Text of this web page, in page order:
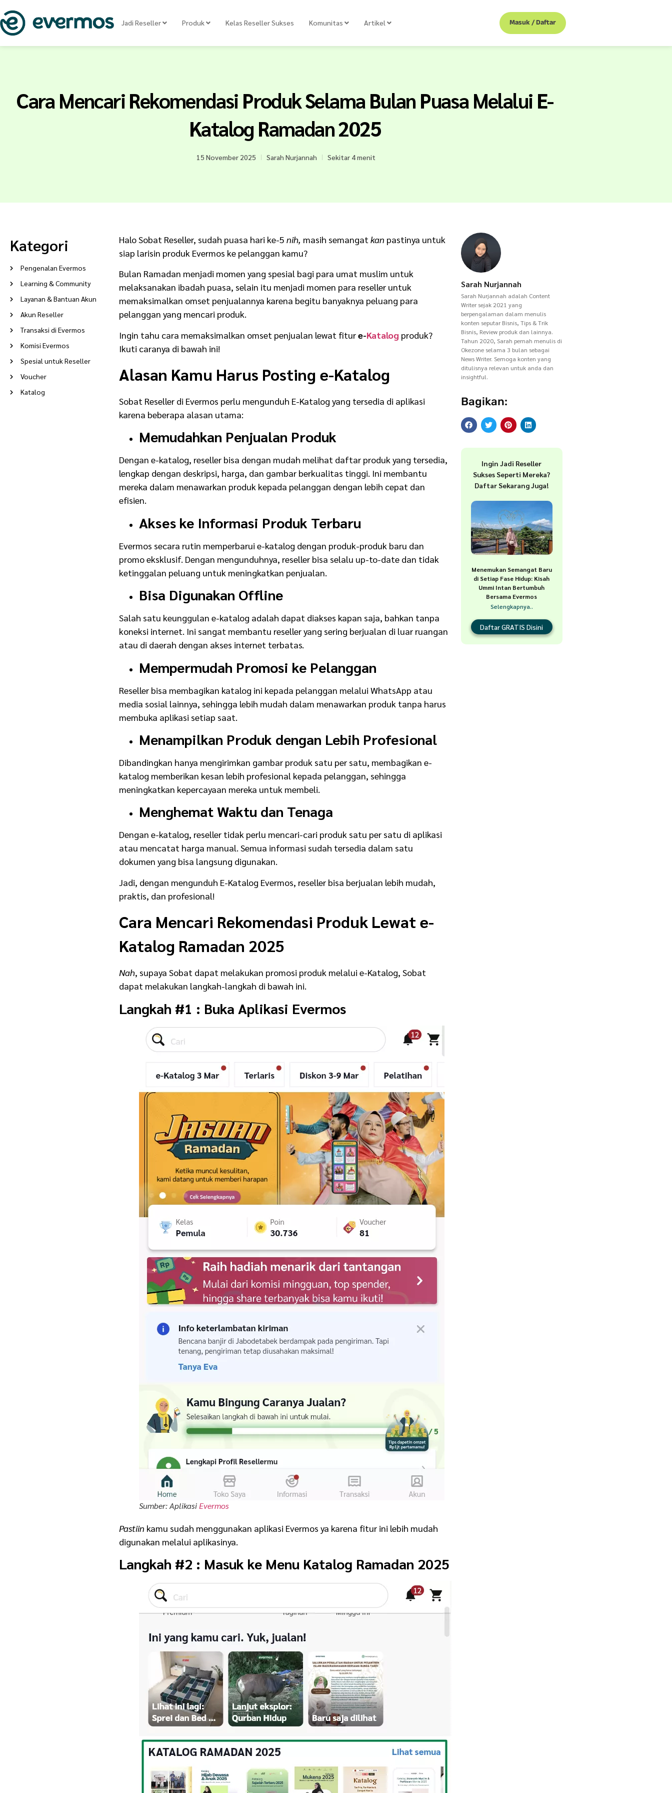
Jadi Reseller Produk Kelas Reseller Sukses Komunitas Artikel Masuk / Daftar
Cara Mencari Rekomendasi Produk Selama Bulan Puasa Melalui E-
Katalog Ramadan 2025
15 November 2025 Sarah Nurjannah Sekitar 4 menit
Kategori
Pengenalan Evermos
Learning & Community
Layanan & Bantuan Akun
Akun Reseller
Transaksi di Evermos
Komisi Evermos
Spesial untuk Reseller
Voucher
Katalog
Halo Sobat Reseller, sudah puasa hari ke-5 nih, masih semangat kan pastinya untuk
siap larisin produk Evermos ke pelanggan kamu?
Bulan Ramadan menjadi momen yang spesial bagi para umat muslim untuk
melaksanakan ibadah puasa, selain itu menjadi momen para reseller untuk
memaksimalkan omset penjualannya karena begitu banyaknya peluang para
pelanggan yang mencari produk.
Ingin tahu cara memaksimalkan omset penjualan lewat fiture-Katalog produk?
Ikuti caranya di bawah ini!
Alasan Kamu Harus Posting e-Katalog
Sobat Reseller di Evermos perlu mengunduh E-Katalog yang tersedia di aplikasi
karena beberapa alasan utama:
Memudahkan Penjualan Produk
Dengan e-katalog, reseller bisa dengan mudah melihat daftar produk yang tersedia,
lengkap dengan deskripsi, harga, dan gambar berkualitas tinggi. Ini membantu
mereka dalam menawarkan produk kepada pelanggan dengan lebih cepat dan
efisien.
Akses ke Informasi Produk Terbaru
Evermos secara rutin memperbarui e-katalog dengan produk-produk baru dan
promo eksklusif. Dengan mengunduhnya, reseller bisa selalu up-to-date dan tidak
ketinggalan peluang untuk meningkatkan penjualan.
Bisa Digunakan Offline
Salah satu keunggulan e-katalog adalah dapat diakses kapan saja, bahkan tanpa
koneksi internet. Ini sangat membantu reseller yang sering berjualan di luar ruangan
atau di daerah dengan akses internet terbatas.
Mempermudah Promosi ke Pelanggan
Reseller bisa membagikan katalog ini kepada pelanggan melalui WhatsApp atau
media sosial lainnya, sehingga lebih mudah dalam menawarkan produk tanpa harus
membuka aplikasi setiap saat.
Menampilkan Produk dengan Lebih Profesional
Dibandingkan hanya mengirimkan gambar produk satu per satu, membagikan e-
katalog memberikan kesan lebih profesional kepada pelanggan, sehingga
meningkatkan kepercayaan mereka untuk membeli.
Menghemat Waktu dan Tenaga
Dengan e-katalog, reseller tidak perlu mencari-cari produk satu per satu di aplikasi
atau mencatat harga manual. Semua informasi sudah tersedia dalam satu
dokumen yang bisa langsung digunakan.
Jadi, dengan mengunduh E-Katalog Evermos, reseller bisa berjualan lebih mudah,
praktis, dan profesional!
Cara Mencari Rekomendasi Produk Lewat e-
Katalog Ramadan 2025
Nah, supaya Sobat dapat melakukan promosi produk melalui e-Katalog, Sobat
dapat melakukan langkah-langkah di bawah ini.
Langkah #1 : Buka Aplikasi Evermos
Sumber: AplikasiEvermos
Pastiin kamu sudah menggunakan aplikasi Evermos ya karena fitur ini lebih mudah
digunakan melalui aplikasinya.
Langkah #2 : Masuk ke Menu Katalog Ramadan 2025
Sarah Nurjannah
Sarah Nurjannah adalah Content
Writer sejak 2021 yang
berpengalaman dalam menulis
konten seputar Bisnis, Tips & Trik
Bisnis, Review produk dan lainnya.
Tahun 2020, Sarah pernah menulis di
Okezone selama 3 bulan sebagai
News Writer. Semoga konten yang
ditulisnya relevan untuk anda dan
insightful.
Bagikan:
Ingin Jadi Reseller
Sukses Seperti Mereka?
Daftar Sekarang Juga!
Menemukan Semangat Baru
di Setiap Fase Hidup: Kisah
Ummi Intan Bertumbuh
Bersama Evermos
Selengkapnya..
Daftar GRATIS Disini